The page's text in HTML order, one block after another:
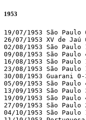
1953
19/07/1953 São
26/07/1953 XV de Jaú
02/08/1953 São
09/08/1953 São
16/08/1953 São Paulo
23/08/1953 São
30/08/1953 Guarani
05/09/1953 São Paulo
13/09/1953 São
19/09/1953 São Paulo
27/09/1953 São
04/10/1953 São